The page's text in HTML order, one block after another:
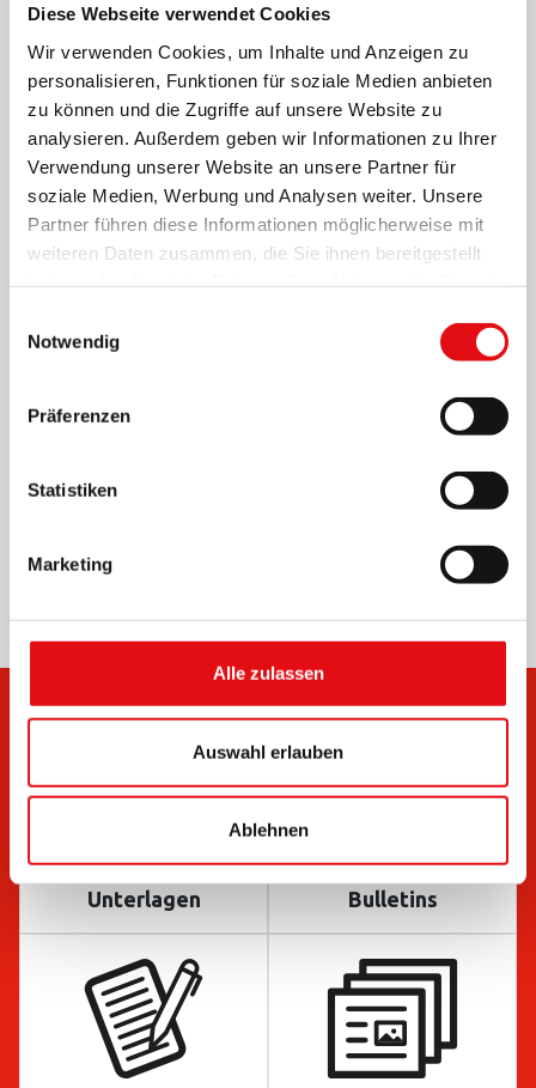
Diese Webseite verwendet Cookies
Wir verwenden Cookies, um Inhalte und Anzeigen zu
personalisieren, Funktionen für soziale Medien anbieten
zu können und die Zugriffe auf unsere Website zu
analysieren. Außerdem geben wir Informationen zu Ihrer
Verwendung unserer Website an unsere Partner für
soziale Medien, Werbung und Analysen weiter. Unsere
Partner führen diese Informationen möglicherweise mit
weiteren Daten zusammen, die Sie ihnen bereitgestellt
Notwendig
Präferenzen
Statistiken
Marketing
Alle zulassen
Auswahl erlauben
Ablehnen
Page 1/ 5 Zoom100%
Unterlagen Bulletins